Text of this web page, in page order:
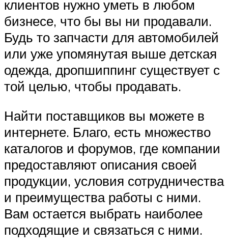
клиентов нужно уметь в любом
бизнесе, что бы вы ни продавали.
Будь то запчасти для автомобилей
или уже упомянутая выше детская
одежда, дропшиппинг существует с
той целью, чтобы продавать.
Найти поставщиков вы можете в
интернете. Благо, есть множество
каталогов и форумов, где компании
предоставляют описания своей
продукции, условия сотрудничества
и преимущества работы с ними.
Вам остается выбрать наиболее
подходящие и связаться с ними.